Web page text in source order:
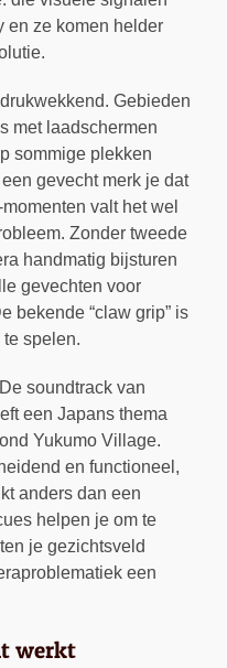
en ze komen helder
Gebieden
met laadschermen
sommige plekken
gevecht merk je dat
valt het wel
Zonder tweede
handmatig bijsturen
gevechten voor
bekende “claw grip” is
spelen.
soundtrack van
een Japans thema
Yukumo Village.
en functioneel,
anders dan een
helpen je om te
je gezichtsveld
een
werkt